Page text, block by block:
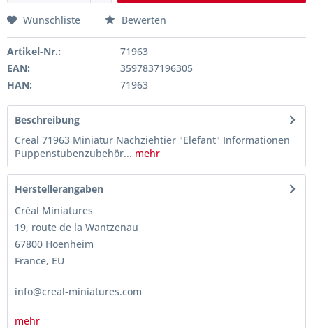
Wunschliste Bewerten
Artikel-Nr.:
71963
EAN:
3597837196305
HAN:
71963
Beschreibung
Creal 71963 Miniatur Nachziehtier "Elefant" Informationen
Puppenstubenzubehör... mehr
Herstellerangaben
Créal Miniatures
19, route de la Wantzenau
67800 Hoenheim
France, EU
info@creal-miniatures.com
mehr